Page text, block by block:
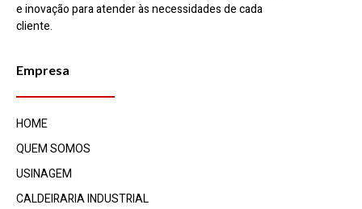
e inovação para atender às necessidades de cada
cliente.
Empresa
HOME
QUEM SOMOS
USINAGEM
CALDEIRARIA INDUSTRIAL​